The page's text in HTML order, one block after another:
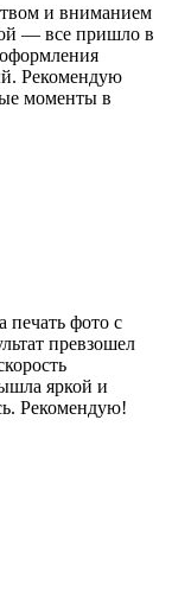
и вниманием
— все пришло в
Рекомендую
моменты в
печать фото с
превзошел
яркой и
Рекомендую!